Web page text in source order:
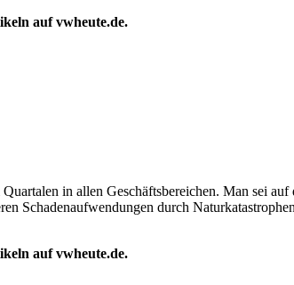
auf vwheute.de.
in allen Geschäftsbereichen. Man sei
Schadenaufwendungen durch
auf vwheute.de.